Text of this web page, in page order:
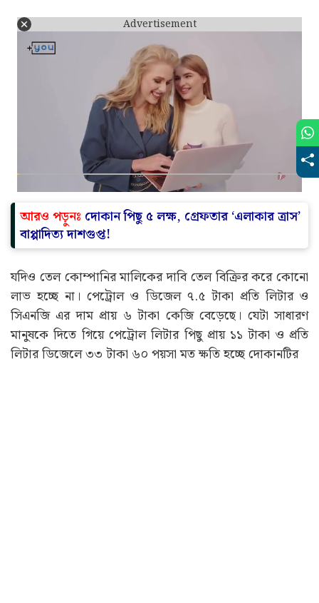
Advertisement
আরও পড়ুনঃ দোকান পিছু ৫ লক্ষ, গ্রেফতার ‘এলাকার ত্রাস’
বাপ্পাদিত্য দাশগুপ্ত!
যদিও তেল কোম্পানির মালিকের দাবি তেল বিক্রির করে কোনো
লাভ হচ্ছে না। পেট্রোল ও ডিজেল ৭.৫ টাকা প্রতি লিটার ও
সিএনজি এর দাম প্রায় ৬ টাকা কেজি বেড়েছে। যেটা সাধারণ
মানুষকে দিতে গিয়ে পেট্রোল লিটার পিছু প্রায় ১১ টাকা ও প্রতি
লিটার ডিজেলে ৩৩ টাকা ৬০ পয়সা মত ক্ষতি হচ্ছে দোকানটির